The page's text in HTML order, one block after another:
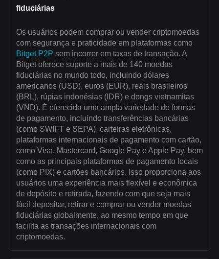
fiduciárias
Os usuários podem comprar ou vender criptomoedas
com segurança e praticidade em plataformas como
Bitget P2P sem incorrer em taxas de transação. A
Bitget oferece suporte a mais de 140 moedas
fiduciárias no mundo todo, incluindo dólares
americanos (USD), euros (EUR), reais brasileiros
(BRL), rúpias indonésias (IDR) e dongs vietnamitas
(VND). É oferecida uma ampla variedade de formas
de pagamento, incluindo transferências bancárias
(como SWIFT e SEPA), carteiras eletrônicas,
plataformas internacionais de pagamento com cartão,
como Visa, Mastercard, Google Pay e Apple Pay, bem
como as principais plataformas de pagamento locais
(como PIX) e cartões bancários. Isso proporciona aos
usuários uma experiência mais flexível e econômica
de depósito e retirada, fazendo com que seja mais
fácil depositar, retirar e comprar ou vender moedas
fiduciárias globalmente, ao mesmo tempo em que
facilita as transações internacionais com
criptomoedas.